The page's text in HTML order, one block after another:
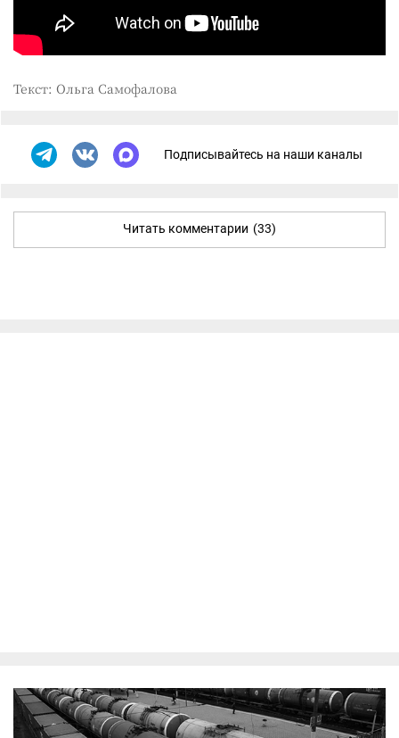
Текст: Ольга Самофалова
Подписывайтесь на наши каналы
Читать комментарии (33)